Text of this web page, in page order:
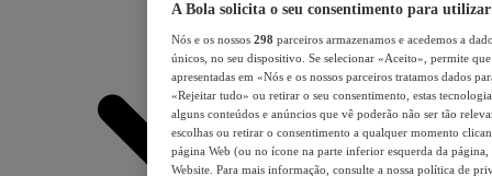
A Bola solicita o seu consentimento para utilizar
Nós e os nossos 298 parceiros armazenamos e acedemos a
únicos, no seu dispositivo. Se selecionar «Aceito», permite
apresentadas em «Nós e os nossos parceiros tratamos dados
«Rejeitar tudo» ou retirar o seu consentimento, estas
alguns conteúdos e anúncios que vê poderão não ser tão
escolhas ou retirar o consentimento a qualquer momento
página Web (ou no ícone na parte inferior esquerda da página,
Website. Para mais informação, consulte a nossa política de